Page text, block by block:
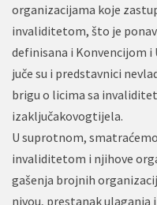
organizacijama koje
invaliditetom, što je
definisana i Konvencijom i
juče su i predstavnici
brigu o licima sa
izaključakovogtijela.
U suprotnom,
invaliditetom i njihove
gašenja brojnih
nivou, prestanak ulaganja